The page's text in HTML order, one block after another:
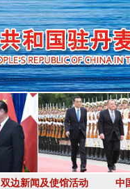
双边新闻及使馆活动 中